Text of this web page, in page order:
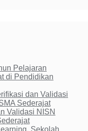
Pelajaran
di Pendidikan
dan Validasi
Sederajat
Validasi NISN